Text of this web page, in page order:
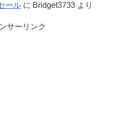
ール に Bridget3733 より
サーリンク